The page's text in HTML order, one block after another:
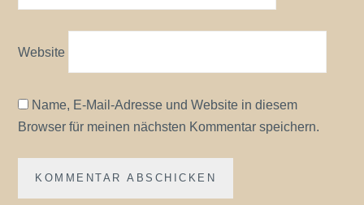
Website
Name, E-Mail-Adresse und Website in diesem
Browser für meinen nächsten Kommentar speichern.